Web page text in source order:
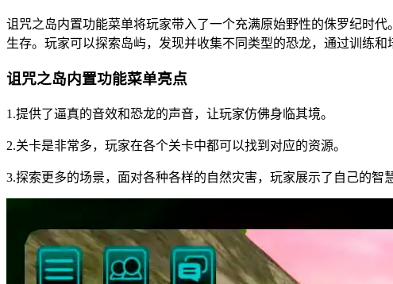
诅咒之岛内置功能菜单将玩家带入了一个充满原始野性的侏罗纪时
生存。玩家可以探索岛屿，发现并收集不同类型的恐龙，通过训练
诅咒之岛内置功能菜单亮点
1.提供了逼真的音效和恐龙的声音，让玩家仿佛身临其境。
2.关卡是非常多，玩家在各个关卡中都可以找到对应的资源。
3.探索更多的场景，面对各种各样的自然灾害，玩家展示了自己的智